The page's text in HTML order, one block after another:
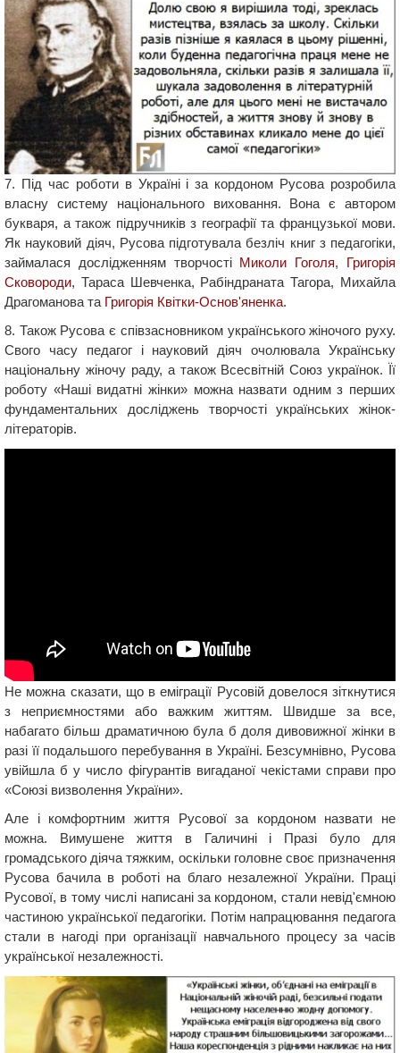
7. Під час роботи в Україні і за кордоном Русова розробила
власну систему національного виховання. Вона є автором
букваря, а також підручників з географії та французької мови.
Як науковий діяч, Русова підготувала безліч книг з педагогіки,
займалася дослідженням творчості Миколи Гоголя,
Григорія
Сковороди, Тараса Шевченка, Рабіндраната Тагора, Михайла
Драгоманова та Григорія Квітки-Основ'яненка.
8. Також Русова є співзасновником українського жіночого руху.
Свого часу педагог і науковий діяч очолювала Українську
національну жіночу раду, а також Всесвітній Союз українок. Її
роботу «Наші видатні жінки» можна назвати одним з перших
фундаментальних досліджень творчості українських жінок-
літераторів.
Не можна сказати, що в еміграції Русовій довелося зіткнутися
з неприємностями або важким життям. Швидше за все,
набагато більш драматичною була б доля дивовижної жінки в
разі її подальшого перебування в Україні. Безсумнівно, Русова
увійшла б у число фігурантів вигаданої чекістами справи про
«Союзі визволення України».
Але і комфортним життя Русової за кордоном назвати не
можна. Вимушене життя в Галичині і Празі було для
громадського діяча тяжким, оскільки головне своє призначення
Русова бачила в роботі на благо незалежної України. Праці
Русової, в тому числі написані за кордоном, стали невід'ємною
частиною української педагогіки. Потім напрацювання педагога
стали в нагоді при організації навчального процесу за часів
української незалежності.